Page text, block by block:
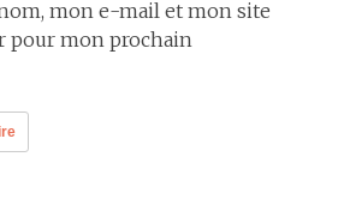
mon e-mail et mon site
pour mon prochain